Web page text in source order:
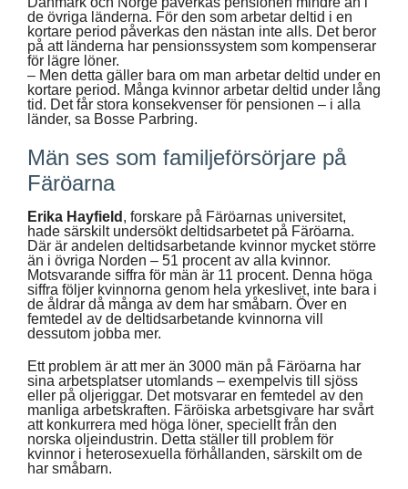
de övriga länderna. För den som arbetar deltid i en
kortare period påverkas den nästan inte alls. Det beror
på att länderna har pensionssystem som kompenserar
för lägre löner.
– Men detta gäller bara om man arbetar deltid under en
kortare period. Många kvinnor arbetar deltid under lång
tid. Det får stora konsekvenser för pensionen – i alla
länder, sa Bosse Parbring.
Män ses som familjeförsörjare på
Färöarna
Erika Hayfield , forskare på Färöarnas universitet,
hade särskilt undersökt deltidsarbetet på Färöarna.
Där är andelen deltidsarbetande kvinnor mycket större
än i övriga Norden – 51 procent av alla kvinnor.
Motsvarande siffra för män är 11 procent. Denna höga
siffra följer kvinnorna genom hela yrkeslivet, inte bara i
de åldrar då många av dem har småbarn. Över en
femtedel av de deltidsarbetande kvinnorna vill
dessutom jobba mer.
Ett problem är att mer än 3000 män på Färöarna har
sina arbetsplatser utomlands – exempelvis till sjöss
eller på oljeriggar. Det motsvarar en femtedel av den
manliga arbetskraften. Färöiska arbetsgivare har svårt
att konkurrera med höga löner, speciellt från den
norska oljeindustrin. Detta ställer till problem för
kvinnor i heterosexuella förhållanden, särskilt om de
har småbarn.